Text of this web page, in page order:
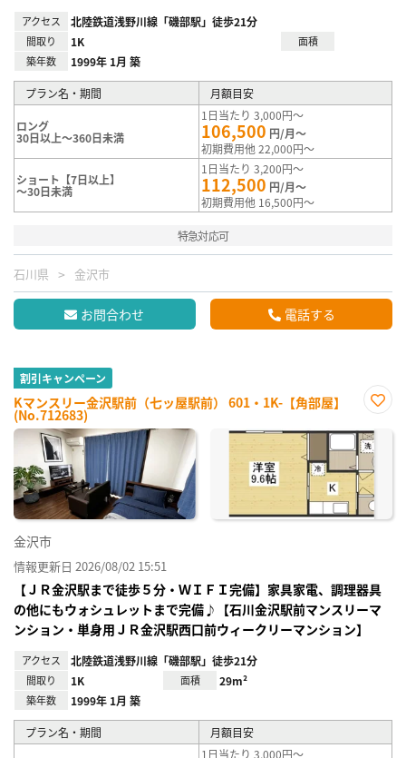
アクセス 北陸鉄道浅野川線「磯部駅」徒歩21分
間取り 1K
面積
築年数
1999年 1月 築
プラン名・期間 月額目安
ロング
30日以上～360日未満
1日当たり 3,000円～
106,500 円/月～
初期費用他 22,000円～
ショート【7日以上】
～30日未満
1日当たり 3,200円～
112,500 円/月～
初期費用他 16,500円～
特急対応可
石川県 金沢市
お問合わせ 電話する
割引キャンペーン
Kマンスリー金沢駅前（七ッ屋駅前） 601・1K-【角部屋】
(No.712683)
に入
り登
録
金沢市
情報更新日 2026/08/02 15:51
【ＪＲ金沢駅まで徒歩５分・ＷＩＦＩ完備】家具家電、調理器具
の他にもウォシュレットまで完備♪【石川金沢駅前マンスリーマ
ンション・単身用ＪＲ金沢駅西口前ウィークリーマンション】
アクセス 北陸鉄道浅野川線「磯部駅」徒歩21分
間取り 1K 面積 29m²
築年数 1999年 1月 築
プラン名・期間 月額目安
1日当たり 3,000円～